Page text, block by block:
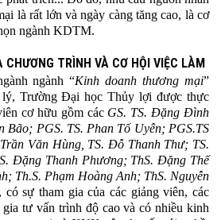
là rất lớn và ngày càng tăng cao, là cơ
ngành KDTM.
CHƯƠNG TRÌNH VÀ CƠ HỘI VIỆC LÀM
ngành “Kinh doanh thương mại”
Trường Đại học Thủy lợi được thực
cơ hữu gồm các GS. TS. Đặng Đình
Bão; PGS. TS. Phan Tố Uyên; PGS.TS
Văn Hùng, TS. Đỗ Thanh Thư; TS.
Đặng Thanh Phương; ThS. Đặng Thế
Th.S. Phạm Hoàng Anh; ThS. Nguyễn
có sự tham gia của các giảng viên, các
tư vấn trình độ cao và có nhiều kinh